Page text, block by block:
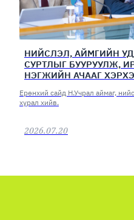
НИЙСЛЭЛ, АЙМГИЙН
СУРТЛЫГ БУУРУУЛЖ,
НЭГЖИЙН АЧААГ
Ерөнхий сайд Н.Учрал аймаг,
хурал хийв.
2026.07.20